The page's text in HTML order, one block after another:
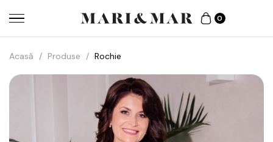
0
Acasă / Produse / Rochie